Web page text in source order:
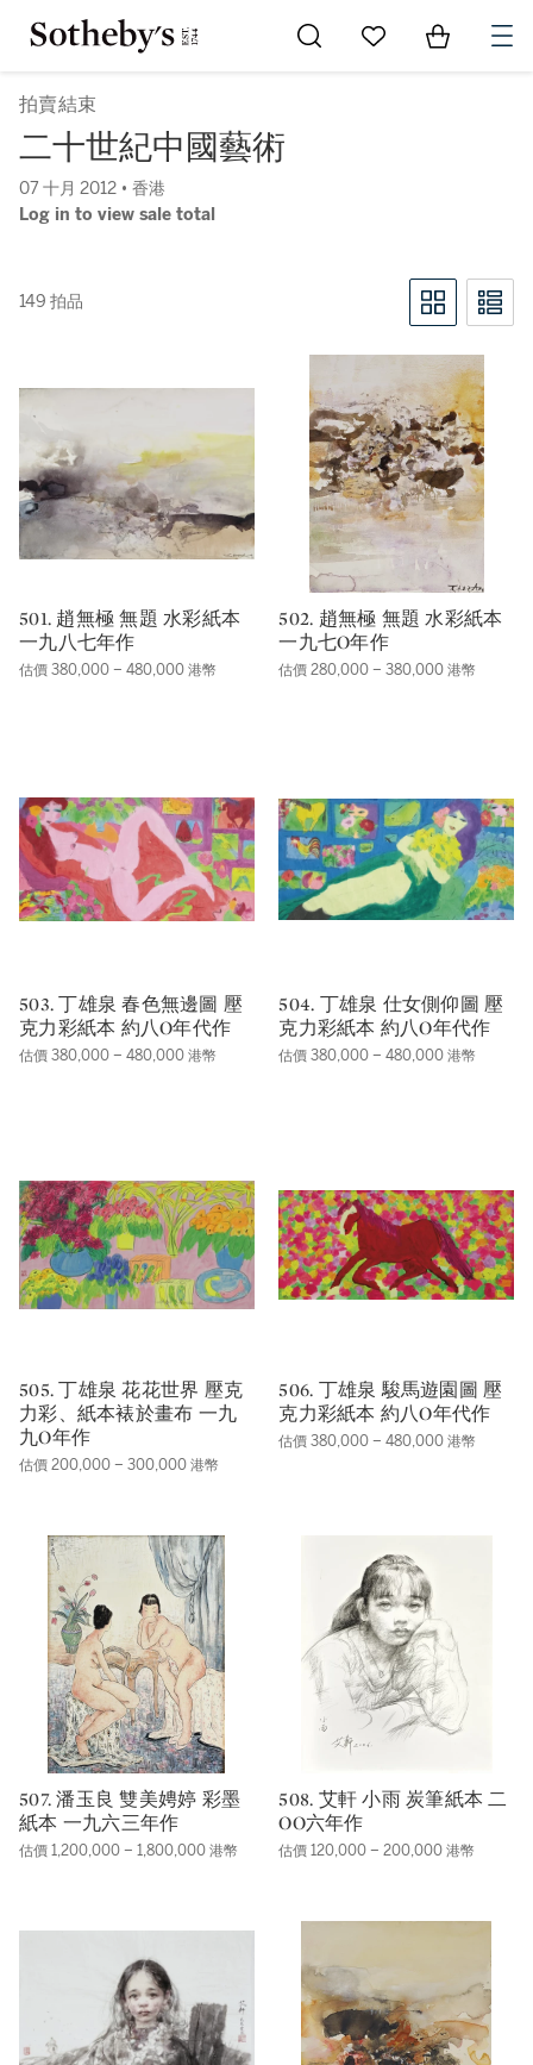
Go to My Favorites
Items in
拍賣結束
二十世紀中國藝術
07 十月 2012 • 香港
Log in to view sale total
149 拍品
501. 趙無極 無題 水彩紙本
一九八七年作
估價 380,000 – 480,000 港幣
502. 趙無極 無題 水彩紙本
一九七O年作
估價 280,000 – 380,000 港幣
503. 丁雄泉 春色無邊圖 壓
克力彩紙本 約八O年代作
估價 380,000 – 480,000 港幣
504. 丁雄泉 仕女側仰圖 壓
克力彩紙本 約八O年代作
估價 380,000 – 480,000 港幣
505. 丁雄泉 花花世界 壓克
力彩、紙本裱於畫布 一九
九O年作
估價 200,000 – 300,000 港幣
506. 丁雄泉 駿馬遊園圖 壓
克力彩紙本 約八O年代作
估價 380,000 – 480,000 港幣
507. 潘玉良 雙美娉婷 彩墨
紙本 一九六三年作
估價 1,200,000 – 1,800,000 港幣
508. 艾軒 小雨 炭筆紙本 二
OO六年作
估價 120,000 – 200,000 港幣